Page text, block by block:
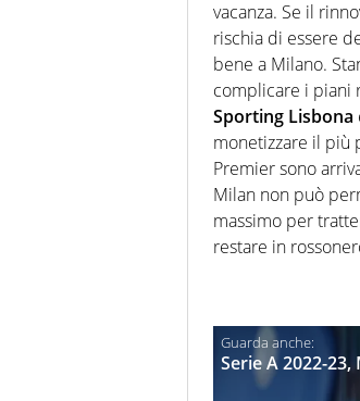
vacanza. Se il
rischia di essere
bene a Milano.
complicare i piani
Sporting Lisbona
monetizzare il più
Premier sono
Milan non può
massimo per
restare in
Serie A 2022-